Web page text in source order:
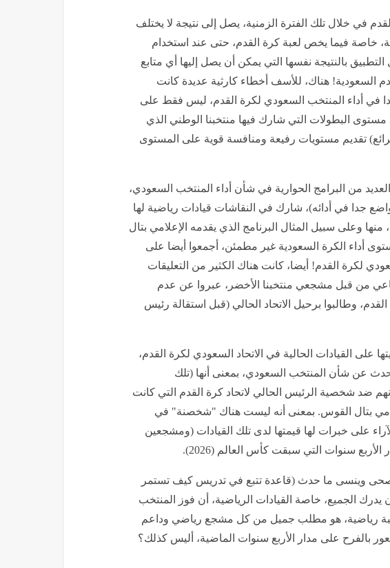
في خلال تلك الفترة الزمنية، يصل إلى نتيجة لا يختلف
خاصة فيما يخص لعبة كرة القدم، حتى عند استخدام
بالنتيجة نفسها التي يمكن أن يصل إليها أي متابع
السعودية! هناك، للأسف أخطاء كارثية عديدة كانت
في أداء المنتخب السعودي لكرة القدم، ليس فقط على
لكن أيضا على مستوى البطولات التي شارك فيها منتخبنا الوطني الذي
تقديم مستويات رفيعة ومنافسة قوية على المستوى
من البرامج الحوارية في شأن أداء المنتخب السعودي،
جدا في أدائه)، شارك في النقاشات قيادات رياضية لها
وعلى سبيل المثال البرنامج الذي يقدمه الإعلامي بتال
أداء الكرة السعودية غير مطمئن، أجمعوا أيضا على
لكرة القدم! أيضا، كانت هناك الكثير من التعليقات
من قبل مشجعي منتخبنا الأخضر، عبروا عن عدم
وطالبوا برحيل الاتحاد الحالي (قبل استقالة رئيس
على القيادات الحالية في الاتحاد السعودي لكرة القدم،
عن شأن المنتخب السعودي، بمعنى أنها (تلك
ضد شخصية الرئيس الحالي لاتحاد كرة القدم التي كانت
بتال القوس. بمعنى أنه ليست هناك "شخصنة" في
على خبرات لها قيمتها لدى تلك القيادات (ومشجعين
سنوات التي سبقت كأس العالم (2026).
وينسى ما حدث (قاعدة تتبع في تدريس كيف تستمر
يدرك الجميع، خاصة القيادات الرياضية، أن فوز المنتخب
رياضية، هو مطلب جميل من كل مشجع رياضي وداعم
بالفرح على مدار الأربع سنوات الماضية، أليس كذلك؟